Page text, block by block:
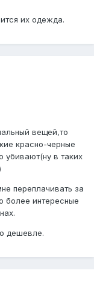
их одежда.
вещей,то
красно-черные
убивают(ну в таких
переплачивать за
более интересные
дешевле.